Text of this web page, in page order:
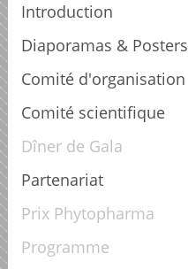
Introduction
Diaporamas & Posters
Comité d'organisation
Comité scientifique
Dîner de Gala
Partenariat
Prix Phytopharma
Programme